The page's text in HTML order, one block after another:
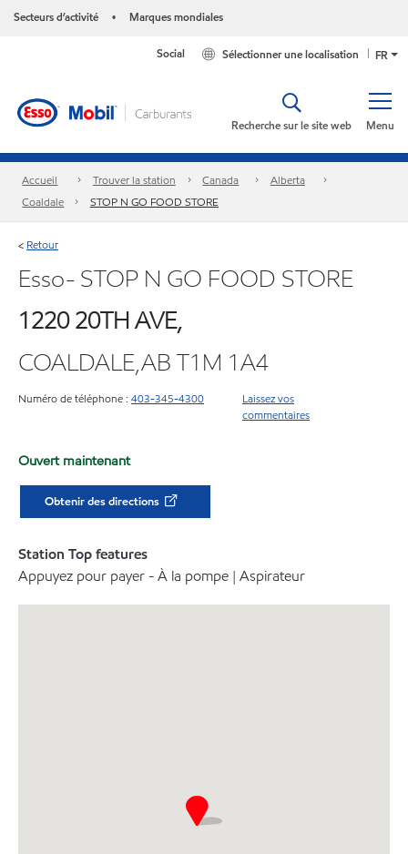
Secteurs d’activité • Marques mondiales
FR
Sélectionner une localisation
Social
Menu
Recherche sur le site web
Accueil Trouver la station Canada
Alberta
Coaldale
STOP N GO FOOD STORE
< Retour
Esso- STOP N GO FOOD STORE
1220 20TH AVE,
COALDALE,AB T1M 1A4
Numéro de téléphone : 403-345-4300
Laissez vos
commentaires
Ouvert maintenant
Obtenir des directions
Station Top features
Appuyez pour payer - À la pompe | Aspirateur